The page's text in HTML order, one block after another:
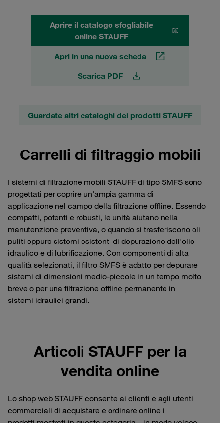
Aprire il catalogo sfogliabile
online STAUFF
Apri in una nuova scheda
Scarica PDF
Guardate altri cataloghi dei prodotti STAUFF
Carrelli di filtraggio mobili
I sistemi di filtrazione mobili STAUFF di tipo SMFS sono
progettati per coprire un'ampia gamma di
applicazione nel campo della filtrazione offline. Essendo
compatti, potenti e robusti, le unità aiutano nella
manutenzione preventiva, o quando si trasferiscono oli
puliti oppure sistemi esistenti di depurazione dell'olio
idraulico e di lubrificazione. Con componenti di alta
qualità selezionati, il filtro SMFS è adatto per depurare
sistemi di dimensioni medio-piccole in un tempo molto
breve o per una filtrazione offline permanente in
sistemi idraulici grandi.
Articoli STAUFF per la
vendita online
Lo shop web STAUFF consente ai clienti e agli utenti
commerciali di acquistare e ordinare online i